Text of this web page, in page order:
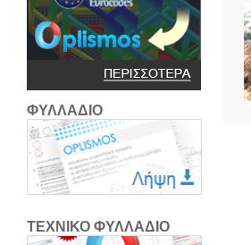
ΦΥΛΛΑΔΙΟ
ΤΕΧΝΙΚΟ ΦΥΛΛΑΔΙΟ